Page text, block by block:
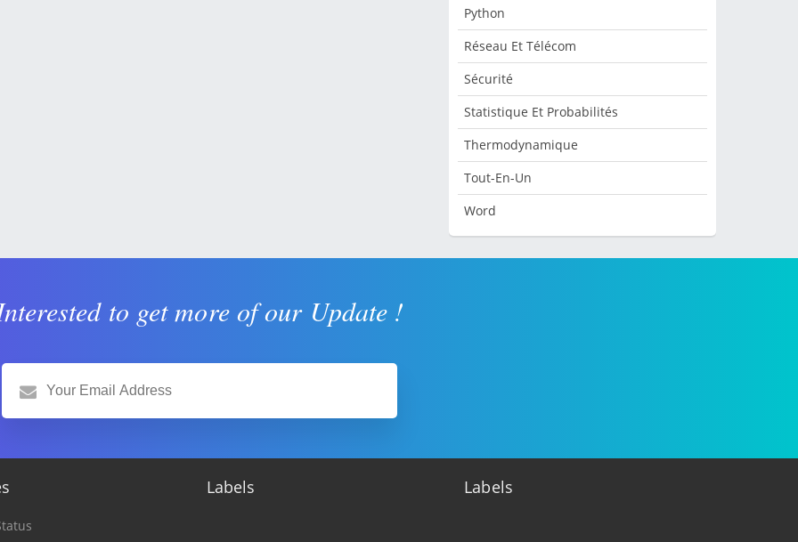
Python
Réseau Et Télécom
Sécurité
Statistique Et Probabilités
Thermodynamique
Tout-En-Un
Word
to get more of our Update !
Labels Labels